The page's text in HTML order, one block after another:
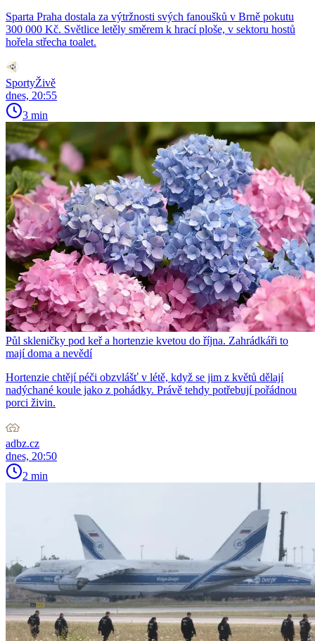
Sparta Praha dostala za výtržnosti svých fanoušků v Brně pokutu
300 000 Kč. Světlice letěly směrem k hrací ploše, v sektoru hostů
hořela střecha toalet.
SportyŽivě
dnes, 20:55
3 min
Půl skleničky pod keř a hortenzie kvetou do října. Zahrádkáři to
mají doma a nevědí
Hortenzie chtějí péči obzvlášť v létě, když se jim z květů dělají
nadýchané koule jako z pohádky. Právě tehdy potřebují pořádnou
porci živin.
adbz.cz
dnes, 20:50
2 min